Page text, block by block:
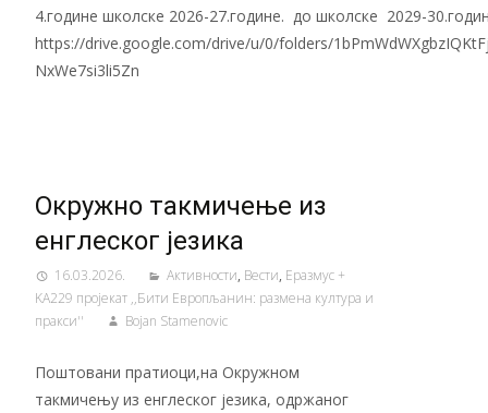
4.године школске 2026-27.године. до школске 2029-
https://drive.google.com/drive/u/0/folders/
NxWe7si3li5Zn
Окружно такмичење из
енглеског језика
16.03.2026. Активности, Вести, Еразмус +
KA229 пројекат ,,Бити Европљанин: размена култура и
пракси''
Bojan Stamenovic
Поштовани пратиоци,на Окружном
такмичењу из енглеског језика, одржаног